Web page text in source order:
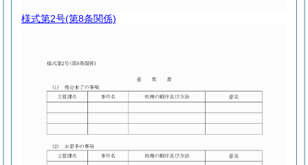
様式第2号(第8条関係)